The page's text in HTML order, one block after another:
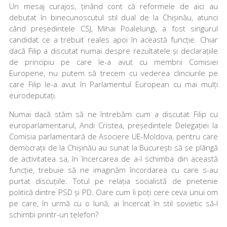
Un mesaj curajos, ținând cont că reformele de aici au
debutat în binecunoscutul stil dual de la Chișinău, atunci
când președintele CSJ, Mihai Poalelungi, a fost singurul
candidat ce a trebuit reales apoi în această funcție. Chiar
dacă Filip a discutat numai despre rezultatele și declarațiile
de principiu pe care le-­a avut cu membrii Comisiei
Europene, nu putem să trecem cu vederea clinciurile pe
care Filip le­-a avut în Parlamentul European cu mai mulți
eurodeputați.
Numai dacă stăm să ne întrebăm cum a discutat Filip cu
europarlamentarul, Andi Cristea, președintele Delegației la
Comisia parlamentară de Asociere UE-­Moldova, pentru care
democrații de la Chișinău au sunat la București să se plângă
de activitatea sa, în încercarea de a-­l schimba din această
funcție, trebuie să ne imaginăm încordarea cu care s­-au
purtat discuțiile. Totul pe relația socialistă de prietenie
politică dintre PSD și PD. Oare cum îi poți cere ceva unui om
pe care, în urmă cu o lună, ai încercat în stil sovietic să­-l
schimbi printr­-un telefon?